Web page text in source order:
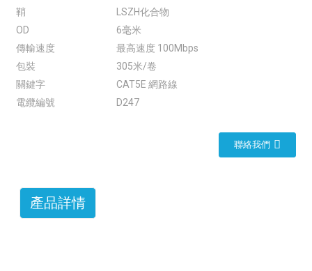
鞘
LSZH化合物
OD
6毫米
傳輸速度
最高速度 100Mbps
包裝
305米/卷
關鍵字
CAT5E 網路線
電纜編號
D247
聯絡我們
產品詳情